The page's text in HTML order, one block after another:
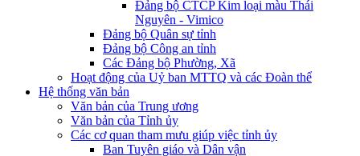
Đảng bộ CTCP Kim loại màu Thái
Nguyên - Vimico
Đảng bộ Quân sự tỉnh
Đảng bộ Công an tỉnh
Các Đảng bộ Phường, Xã
Hoạt động của Uỷ ban MTTQ và các Đoàn thể
Hệ thống văn bản
Văn bản của Trung ương
Văn bản của Tỉnh ủy
Các cơ quan tham mưu giúp việc tỉnh ủy
Ban Tuyên giáo và Dân vận